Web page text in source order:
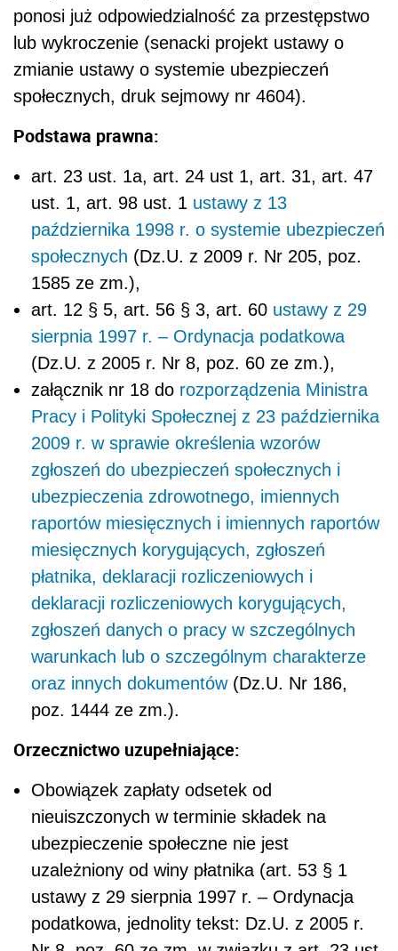
ponosi już odpowiedzialność za przestępstwo
lub wykroczenie (senacki projekt ustawy o
zmianie ustawy o systemie ubezpieczeń
społecznych, druk sejmowy nr 4604).
Podstawa prawna:
art. 23 ust. 1a, art. 24 ust 1, art. 31, art. 47
ust. 1, art. 98 ust. 1 ustawy z 13
października 1998 r. o systemie ubezpieczeń
społecznych (Dz.U. z 2009 r. Nr 205, poz.
1585 ze zm.),
art. 12 § 5, art. 56 § 3, art. 60 ustawy z 29
sierpnia 1997 r. – Ordynacja podatkowa
(Dz.U. z 2005 r. Nr 8, poz. 60 ze zm.),
załącznik nr 18 do rozporządzenia Ministra
Pracy i Polityki Społecznej z 23 października
2009 r. w sprawie określenia wzorów
zgłoszeń do ubezpieczeń społecznych i
ubezpieczenia zdrowotnego, imiennych
raportów miesięcznych i imiennych raportów
miesięcznych korygujących, zgłoszeń
płatnika, deklaracji rozliczeniowych i
deklaracji rozliczeniowych korygujących,
zgłoszeń danych o pracy w szczególnych
warunkach lub o szczególnym charakterze
oraz innych dokumentów(Dz.U. Nr 186,
poz. 1444 ze zm.).
Orzecznictwo uzupełniające:
Obowiązek zapłaty odsetek od
nieuiszczonych w terminie składek na
ubezpieczenie społeczne nie jest
uzależniony od winy płatnika (art. 53 § 1
ustawy z 29 sierpnia 1997 r. – Ordynacja
podatkowa, jednolity tekst: Dz.U. z 2005 r.